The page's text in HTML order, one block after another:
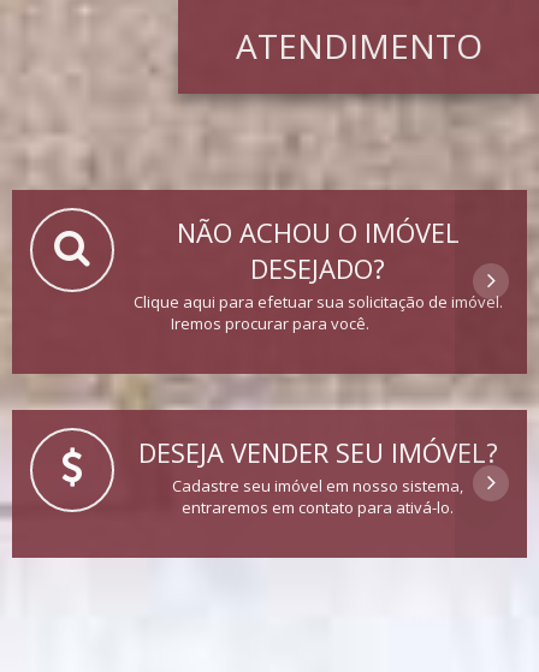
ATENDIMENTO
NÃO ACHOU O IMÓVEL
DESEJADO?
Clique aqui para efetuar sua solicitação de imóvel.
Iremos procurar para você.
DESEJA VENDER SEU IMÓVEL?
Cadastre seu imóvel em nosso sistema,
entraremos em contato para ativá-lo.